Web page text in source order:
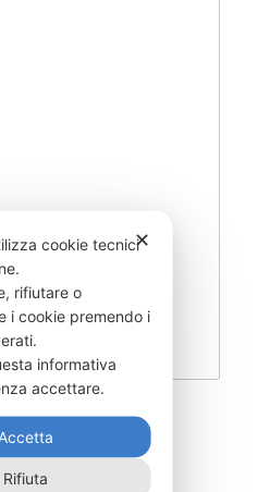
€
✕
cookie tecnici
rifiutare o
i cookie premendo i
informativa
accettare.
Accetta
Rifiuta